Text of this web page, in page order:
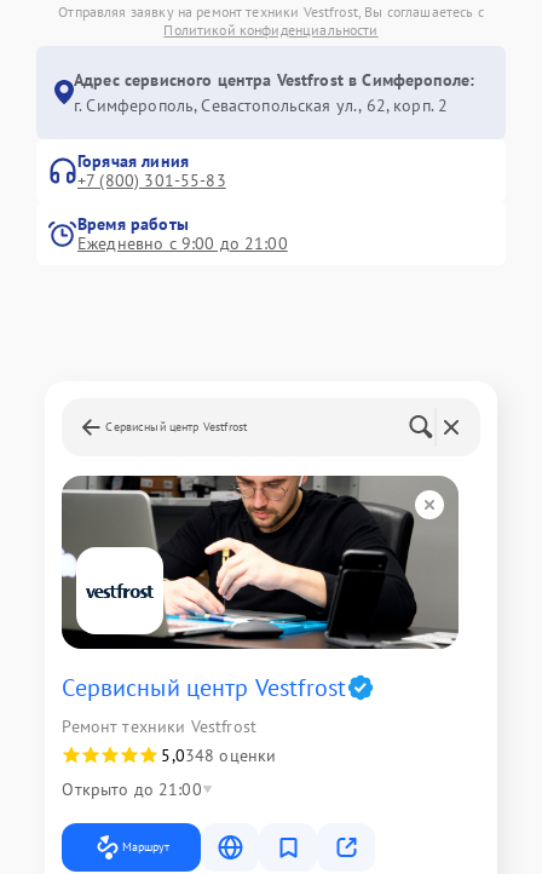
Отправляя заявку на ремонт техники Vestfrost, Вы соглашаетесь с
Политикой конфиденциальности
Адрес сервисного центра Vestfrost в Симферополе:
г. Симферополь, Севастопольская ул., 62, корп. 2
Горячая линия
+7 (800) 301-55-83
Время работы
Ежедневно с 9:00 до 21:00
Сервисный центр Vestfrost
Сервисный центр Vestfrost
Ремонт техники Vestfrost
5,0348 оценки
Открыто до 21:00
Маршрут